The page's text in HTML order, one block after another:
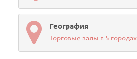
География
Торговые залы в 5 городах